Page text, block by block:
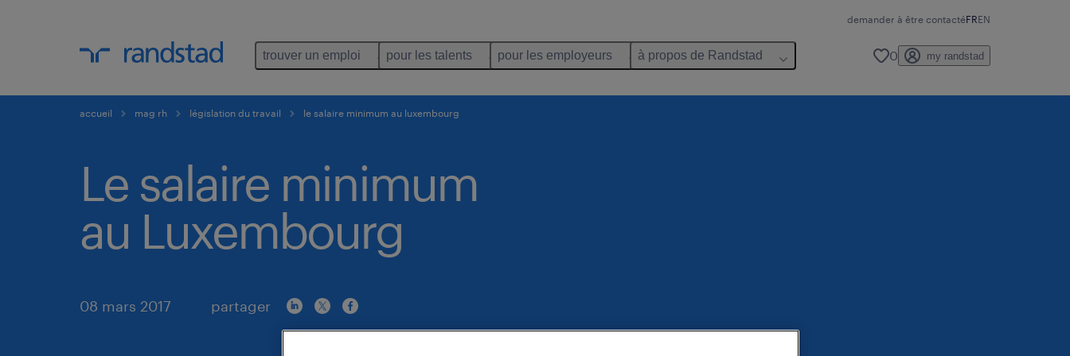
demander à être contactéFREN
trouver un emploi pour les talents pour les employeurs à propos de Randstad 0 my randstad
accueil mag rh législation du travail le salaire minimum au luxembourg
Le salaire minimum
au Luxembourg
08 mars 2017 partager